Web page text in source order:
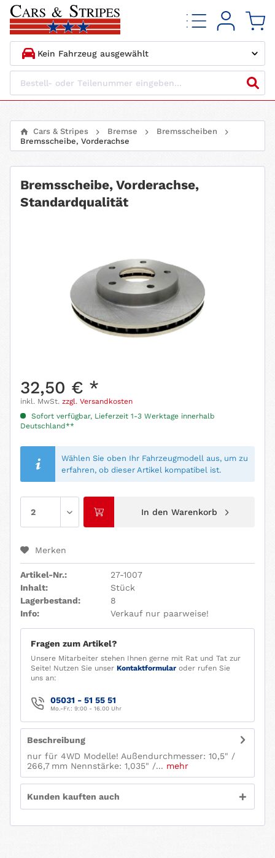
1. HERSTELLER
3. BAUJAHR
4. MOTORTYP
Cars & Stripes Bremse
Bremsscheiben
Bremsscheibe, Vorderachse
Bremsscheibe, Vorderachse,
Standardqualität
32,50 € *
inkl. MwSt. zzgl. Versandkosten
Sofort verfügbar, Lieferzeit 1-3 Werktage innerhalb
Deutschland**
Wählen Sie oben Ihr Fahrzeugmodell aus, um zu
erfahren, ob dieser Artikel kompatibel ist.
In den Warenkorb
Merken
Artikel-Nr.:
27-1007
Inhalt:
Stück
Lagerbestand:
8
Info:
Verkauf nur paarweise!
Fragen zum Artikel?
Unsere Mitarbeiter stehen Ihnen gerne mit Rat und Tat zur
Seite! Nutzen Sie unser Kontaktformular oder rufen Sie
uns an:
05031 - 51 55 51
Mo.-Fr.: 9:00 - 16.00 Uhr
Beschreibung
nur für 4WD Modelle! Außendurchmesser: 10,5" /
266,7 mm Nennstärke: 1,035" /... mehr
Kunden kauften auch